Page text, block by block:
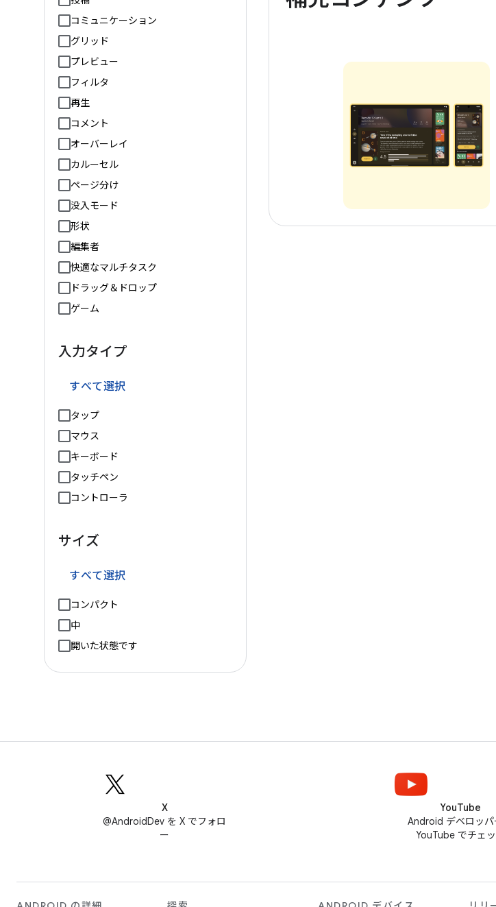
コミュニケーション
グリッド
プレビュー
フィルタ
再生
コメント
オーバーレイ
カルーセル
ページ分け
没入モード
形状
編集者
快適なマルチタスク
ドラッグ＆ドロップ
ゲーム
入力タイプ
すべて選択
タップ
マウス
キーボード
タッチペン
コントローラ
サイズ
すべて選択
コンパクト
中
開いた状態です
X
@AndroidDev を X でフォロ
ー
YouTube
Android デベロッパ
YouTube でチェ